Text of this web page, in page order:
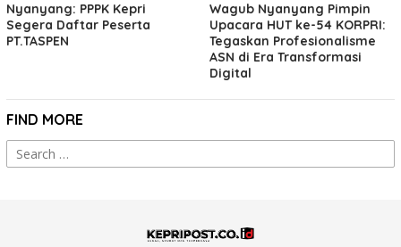
Nyanyang: PPPK Kepri
Segera Daftar Peserta
PT.TASPEN
Wagub Nyanyang Pimpin
Upacara HUT ke-54 KORPRI:
Tegaskan Profesionalisme
ASN di Era Transformasi
Digital
FIND MORE
Search
for: